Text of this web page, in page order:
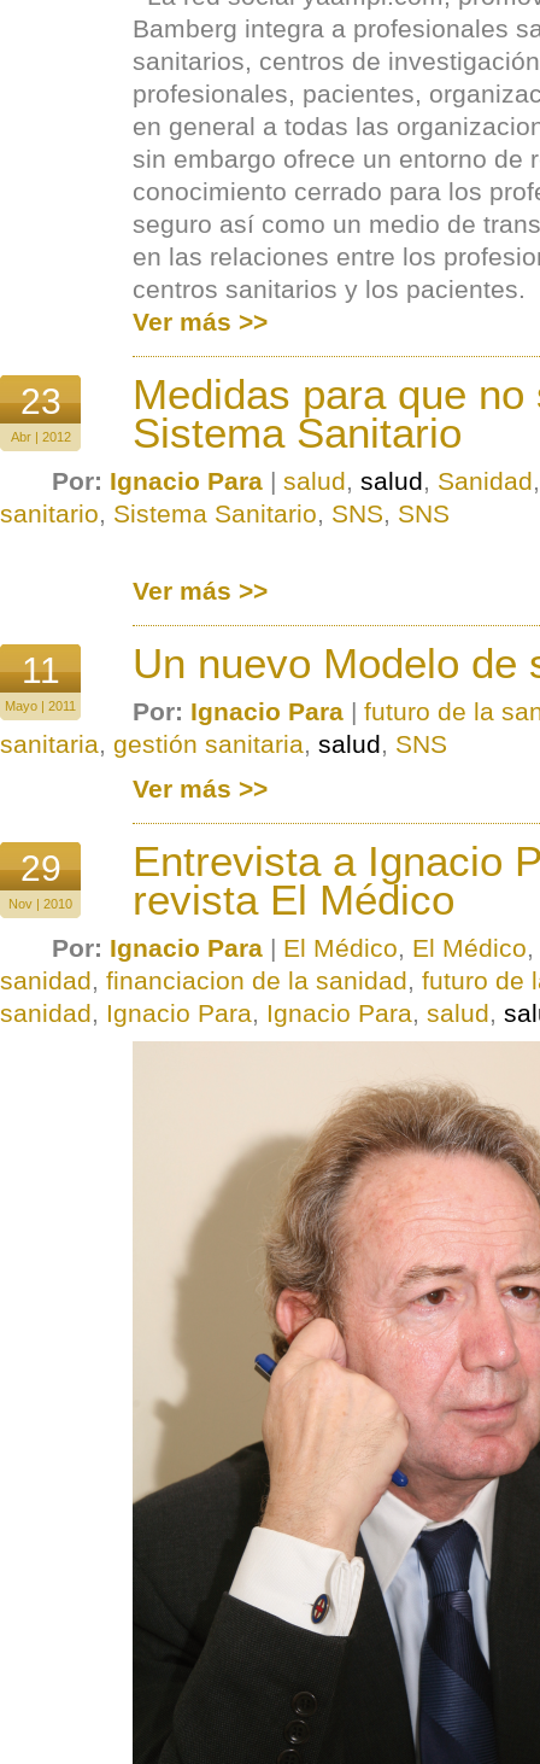
Bamberg integra a profesionales
sanitarios, centros de
profesionales, pacientes,
en general a todas las
sin embargo ofrece un entorno de
conocimiento cerrado para los
seguro así como un medio de
en las relaciones entre los
centros sanitarios y los pacientes.
Ver más >>
23
Abr | 2012
Medidas para que no
Sistema Sanitario
Por: Ignacio Para | salud, salud, Sanidad
sanitario, Sistema Sanitario, SNS, SNS
Ver más >>
11
Mayo | 2011
Un nuevo Modelo de
Por: Ignacio Para | futuro de la
sanitaria, gestión sanitaria, salud, SNS
Ver más >>
29
Nov | 2010
Entrevista a Ignacio
revista El Médico
Por: Ignacio Para | El Médico, El Médico,
sanidad, financiacion de la sanidad, futuro de
sanidad, Ignacio Para, Ignacio Para, salud,